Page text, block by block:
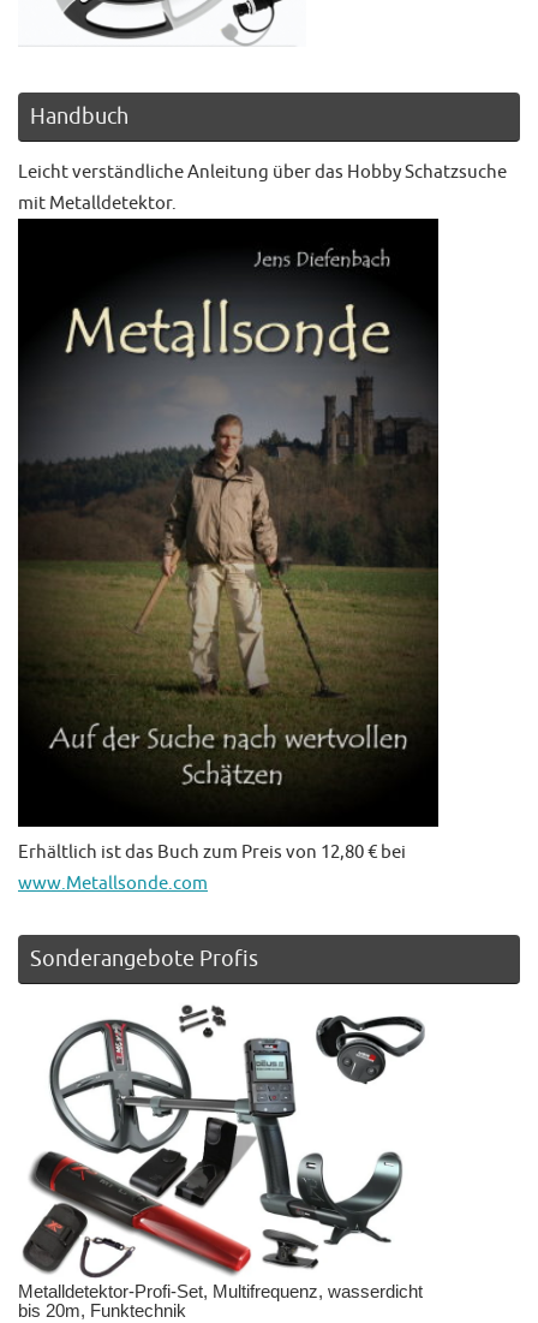
Handbuch
Leicht verständliche Anleitung über das Hobby Schatzsuche
mit Metalldetektor.
Erhältlich ist das Buch zum Preis von 12,80 € bei
www.Metallsonde.com
Sonderangebote Profis
Metalldetektor-Profi-Set, Multifrequenz, wasserdicht
bis 20m, Funktechnik